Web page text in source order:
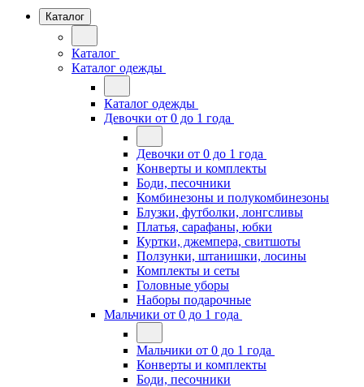
Каталог
Каталог
Каталог одежды
Каталог одежды
Девочки от 0 до 1 года
Девочки от 0 до 1 года
Конверты и комплекты
Боди, песочники
Комбинезоны и полукомбинезоны
Блузки, футболки, лонгсливы
Платья, сарафаны, юбки
Куртки, джемпера, свитшоты
Ползунки, штанишки, лосины
Комплекты и сеты
Головные уборы
Наборы подарочные
Мальчики от 0 до 1 года
Мальчики от 0 до 1 года
Конверты и комплекты
Боди, песочники